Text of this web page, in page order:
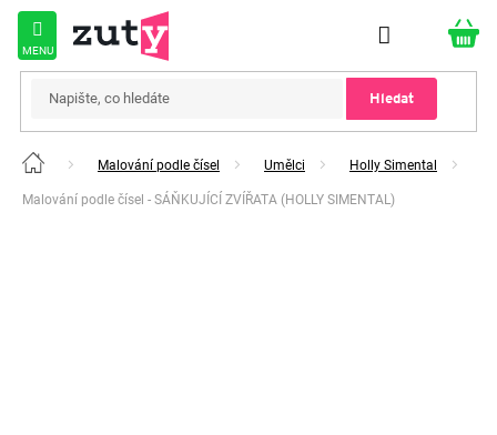
Přejít
obsah
Hledat
Domů Malování podle čísel Umělci Holly Simental
Malování podle čísel - SÁŇKUJÍCÍ ZVÍŘATA (HOLLY SIMENTAL)